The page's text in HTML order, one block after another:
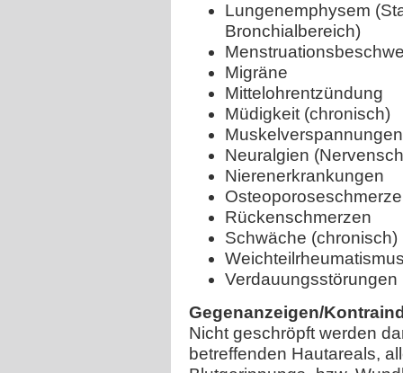
Lungenemphysem
Bronchialbereich)
Migräne
Mittelohrentzündung
Müdigkeit (chronisch)
Muskelverspannungen
Neuralgien
Nierenerkrankungen
Rückenschmerzen
Schwäche (chronisch)
Verdauungsstörungen
Gegenanzeigen/
Nicht geschröpft werden
betreffenden Hautareals,